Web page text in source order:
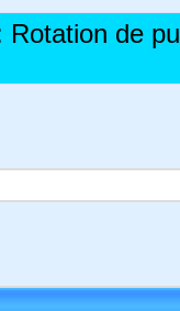
Rotation de